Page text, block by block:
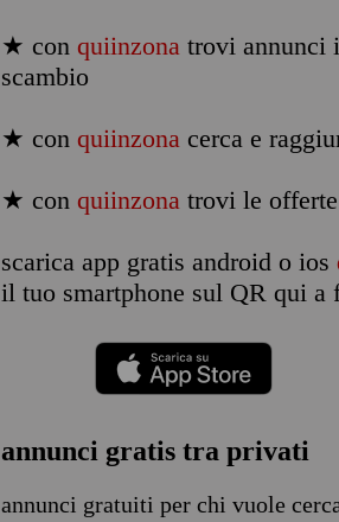
★ con quiinzona trovi annunci
scambio
★ con quiinzona cerca e
★ con quiinzona trovi le
scarica app gratis android o ios
il tuo smartphone sul QR qui a
annunci gratis tra privati
annunci gratuiti per chi vuole